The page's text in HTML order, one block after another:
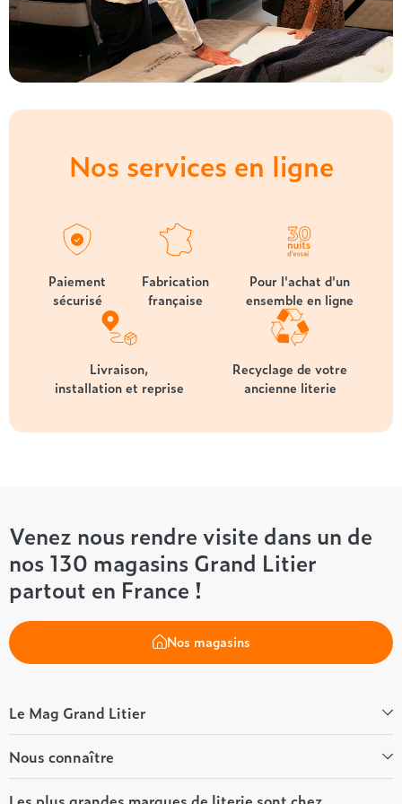
Nos services en ligne
Paiement
sécurisé
Fabrication
française
Pour l'achat d'un
ensemble en ligne
Livraison,
installation et reprise
Recyclage de votre
ancienne literie
Venez nous rendre visite dans un de
nos 130 magasins Grand Litier
partout en France !
Nos magasins
Le Mag Grand Litier
Bien-être
Conseils literie
Tous les articles du Mag
Nous connaître
Qui sommes-nous ?